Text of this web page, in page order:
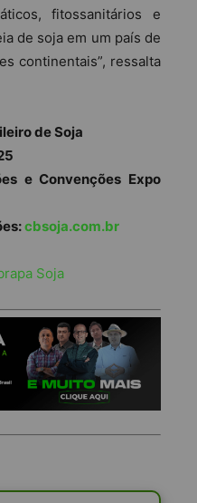
fitossanitários e
de soja em um país de
continentais”, ressalta
de Soja
e Convenções Expo
cbsoja.com.br
Soja